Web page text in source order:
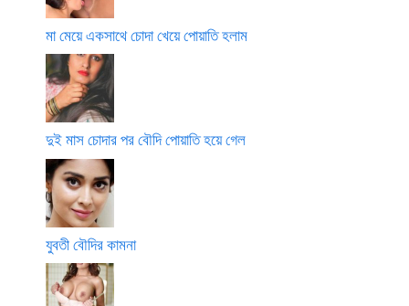
মা মেয়ে একসাথে চোদা খেয়ে পোয়াতি হলাম
দুই মাস চোদার পর বৌদি পোয়াতি হয়ে গেল
যুবতী বৌদির কামনা